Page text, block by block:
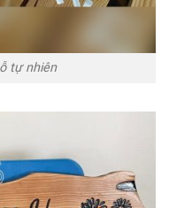
tự nhiên